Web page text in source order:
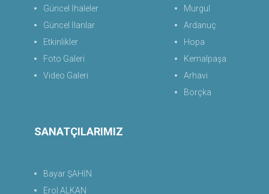
Güncel İhaleler
Güncel İlanlar
Etkinlikler
Foto Galeri
Video Galeri
Murgul
Ardanuç
Hopa
Kemalpaşa
Arhavi
Borçka
SANATÇILARIMIZ
Bayar ŞAHİN
Erol ALKAN